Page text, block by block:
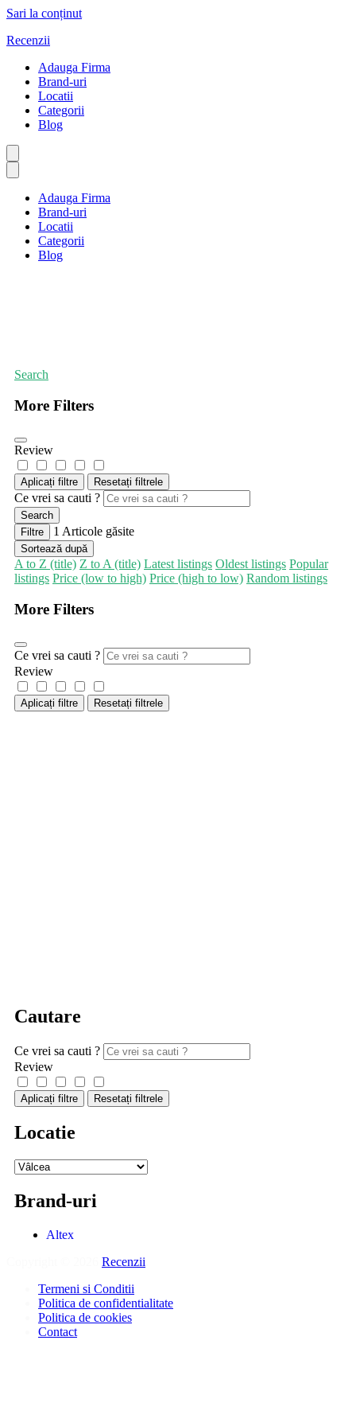
Sari la conținut
Recenzii
Adauga Firma
Brand-uri
Locatii
Categorii
Blog
Adauga Firma
Brand-uri
Locatii
Categorii
Blog
Search
More Filters
Review
Aplicați filtre Resetați filtrele
Ce vrei sa cauti ?
Search
Filtre
1 Articole găsite
Sortează după
A to Z (title) Z to A (title) Latest listings Oldest listings Popular
listings Price (low to high) Price (high to low) Random listings
More Filters
Ce vrei sa cauti ?
Review
Aplicați filtre Resetați filtrele
Cautare
Ce vrei sa cauti ?
Review
Aplicați filtre Resetați filtrele
Locatie
Brand-uri
Altex
Recenzii
Termeni si Conditii
Politica de confidentialitate
Politica de cookies
Contact